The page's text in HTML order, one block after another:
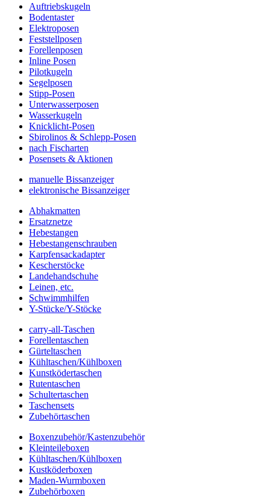
Auftriebskugeln
Bodentaster
Elektroposen
Feststellposen
Forellenposen
Inline Posen
Pilotkugeln
Segelposen
Stipp-Posen
Unterwasserposen
Wasserkugeln
Knicklicht-Posen
Sbirolinos & Schlepp-Posen
nach Fischarten
Posensets & Aktionen
manuelle Bissanzeiger
elektronische Bissanzeiger
Abhakmatten
Ersatznetze
Hebestangen
Hebestangenschrauben
Karpfensackadapter
Kescherstöcke
Landehandschuhe
Leinen, etc.
Schwimmhilfen
Y-Stücke/Y-Stöcke
carry-all-Taschen
Forellentaschen
Gürteltaschen
Kühltaschen/Kühlboxen
Kunstködertaschen
Rutentaschen
Schultertaschen
Taschensets
Zubehörtaschen
Boxenzubehör/Kastenzubehör
Kleinteileboxen
Kühltaschen/Kühlboxen
Kustköderboxen
Maden-Wurmboxen
Zubehörboxen